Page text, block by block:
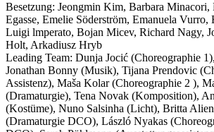
Besetzung: Jeongmin Kim, Barbara Minacori,
Egasse, Emelie Söderström, Emanuela Vurro,
Luigi lmperato, Bojan Micev, Richard Nagy,
Holt, Arkadiusz Hryb
Leading Team: Dunja Jocić (Choreographie
Jonathan Bonny (Musik), Tijana Prendovic
Assistenz), Maša Kolar (Choreographie 2 ),
(Dramaturgie), Tena Novak (Komposition),
(Kostüme), Nuno Salsinha (Licht), Britta
(Dramaturgie DCO), László Nyakas